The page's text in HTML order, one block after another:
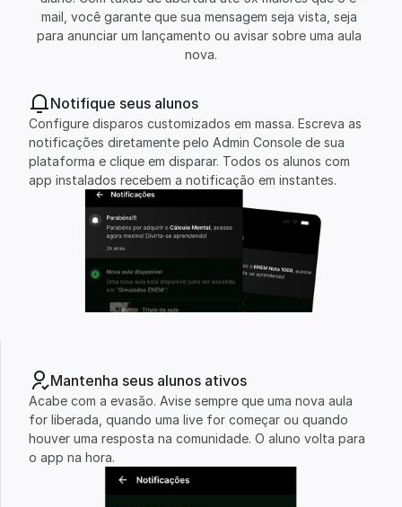
mail, você garante que sua mensagem seja vista, seja
para anunciar um lançamento ou avisar sobre uma aula
nova.
Notifique seus alunos
Configure disparos customizados em massa. Escreva as
notificações diretamente pelo Admin Console de sua
plataforma e clique em disparar. Todos os alunos com
app instalados recebem a notificação em instantes.
Mantenha seus alunos ativos
Acabe com a evasão. Avise sempre que uma nova aula
for liberada, quando uma live for começar ou quando
houver uma resposta na comunidade. O aluno volta para
o app na hora.